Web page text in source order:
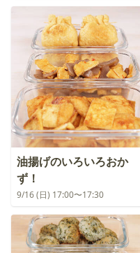
油揚げのいろいろおか
ず！
9/16 (日) 17:00〜17:30